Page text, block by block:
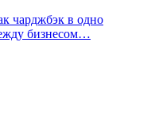
чарджбэк в одно
бизнесом…